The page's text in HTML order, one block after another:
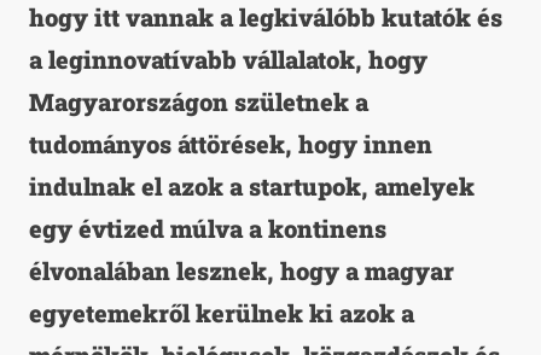
hogy itt vannak a legkiválóbb kutatók és
a leginnovatívabb vállalatok, hogy
Magyarországon születnek a
tudományos áttörések, hogy innen
indulnak el azok a startupok, amelyek
egy évtized múlva a kontinens
élvonalában lesznek, hogy a magyar
egyetemekről kerülnek ki azok a